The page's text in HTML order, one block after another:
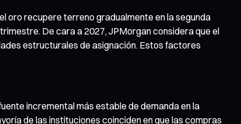
oro recupere terreno gradualmente en la segunda
De cara a 2027, JPMorgan considera que el
estructurales de asignación. Estos factores
incremental más estable de demanda en la
de las instituciones coinciden en que las compras